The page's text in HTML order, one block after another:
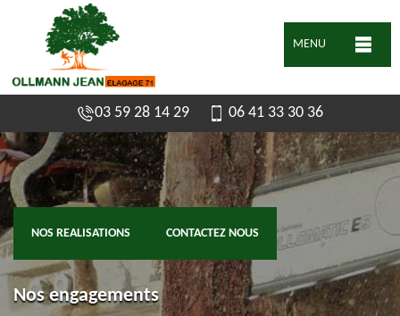
MENU
03 59 28 14 29 06 41 33 30 36
NOS REALISATIONS CONTACTEZ NOUS
Nos engagements